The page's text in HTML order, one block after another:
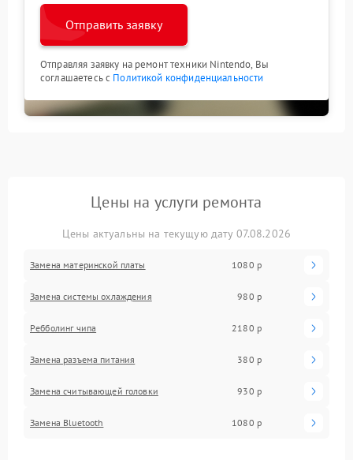
Отправить заявку
Отправляя заявку на ремонт техники Nintendo, Вы
соглашаетесь с Политикой конфиденциальности
Цены на услуги ремонта
Цены актуальны на текущую дату 07.08.2026
Замена материнской платы 1080 р
Замена системы охлаждения 980 р
Ребболинг чипа 2180 р
Замена разъема питания 380 р
Замена считывающей головки 930 р
Замена Bluetooth 1080 р